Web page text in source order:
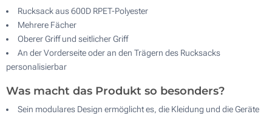
Rucksack aus 600D RPET-Polyester
Mehrere Fächer
Oberer Griff und seitlicher Griff
An der Vorderseite oder an den Trägern des Rucksacks
personalisierbar
Was macht das Produkt so besonders?
Sein modulares Design ermöglicht es, die Kleidung und die Geräte